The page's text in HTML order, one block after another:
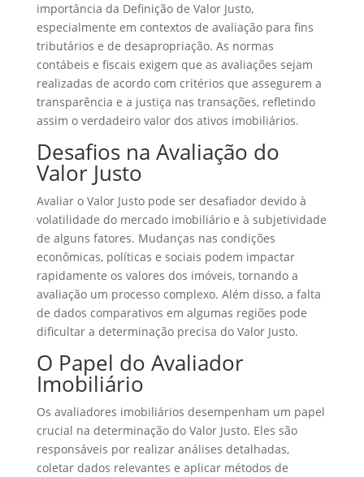
importância da Definição de Valor Justo,
especialmente em contextos de avaliação para fins
tributários e de desapropriação. As normas
contábeis e fiscais exigem que as avaliações sejam
realizadas de acordo com critérios que assegurem a
transparência e a justiça nas transações, refletindo
assim o verdadeiro valor dos ativos imobiliários.
Desafios na Avaliação do
Valor Justo
Avaliar o Valor Justo pode ser desafiador devido à
volatilidade do mercado imobiliário e à subjetividade
de alguns fatores. Mudanças nas condições
econômicas, políticas e sociais podem impactar
rapidamente os valores dos imóveis, tornando a
avaliação um processo complexo. Além disso, a falta
de dados comparativos em algumas regiões pode
dificultar a determinação precisa do Valor Justo.
O Papel do Avaliador
Imobiliário
Os avaliadores imobiliários desempenham um papel
crucial na determinação do Valor Justo. Eles são
responsáveis por realizar análises detalhadas,
coletar dados relevantes e aplicar métodos de